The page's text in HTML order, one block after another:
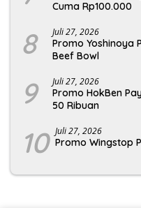
Cuma Rp100.000
8 Juli 27, 2026
Promo Yoshinoya
Beef Bowl
9 Juli 27, 2026
Promo HokBen
50 Ribuan
10 Juli 27, 2026
Promo Wingstop